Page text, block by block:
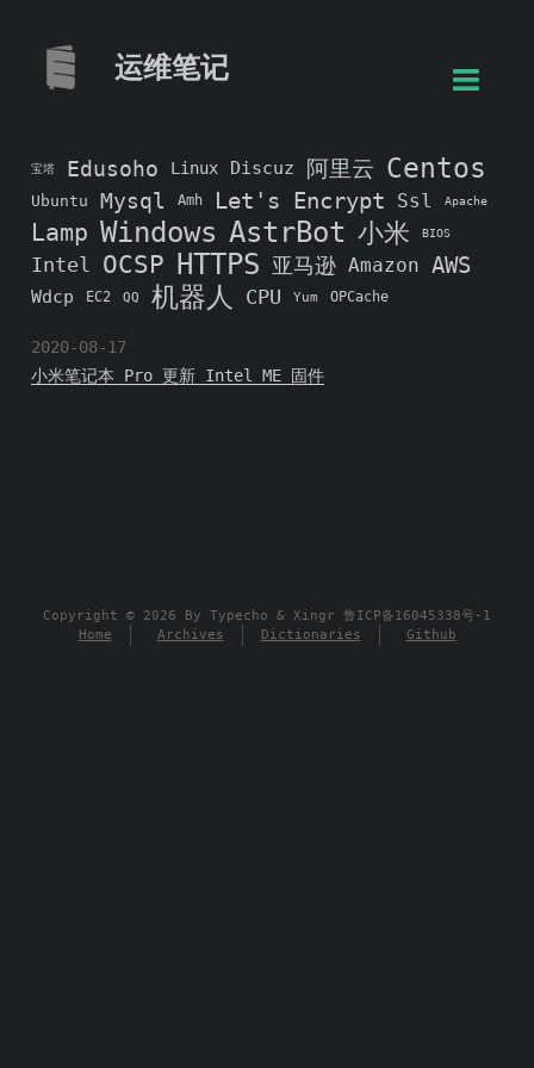
运维笔记
宝塔 Edusoho Linux Discuz 阿里云 Centos
Ubuntu Mysql Amh Let's Encrypt Ssl Apache
Lamp Windows AstrBot 小米 BIOS
Intel OCSP HTTPS 亚马逊 Amazon AWS
Wdcp EC2 QQ 机器人 CPU Yum OPCache
2020-08-17
小米笔记本 Pro 更新 Intel ME 固件
Copyright © 2026 By Typecho & Xingr
鲁ICP备16045338号-1
Home
Archives Dictionaries Github